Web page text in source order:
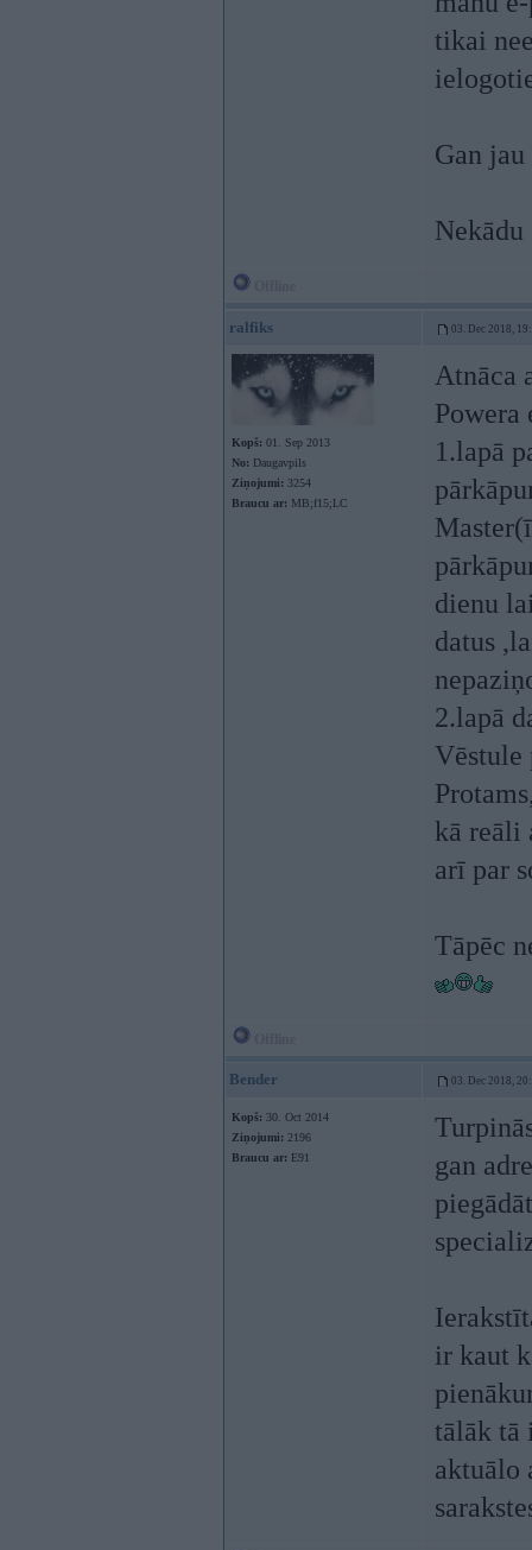
tikai
Gan jau
Nekādu
ralfiks 03. Dec 2018,
Kopš: 01. Sep 2013
No: Daugavpils
Ziņojumi: 3254
Braucu ar: MB;f15;LC
Atnāca
Powera
1.lapā
dienu
datus
2.lapā
Vēstule
kā reāli
arī par
Tāpēc
Bender 03. Dec 2018,
Kopš: 30. Oct 2014
Ziņojumi: 2196
Braucu ar: E91
gan
ir kaut
tālāk tā
aktuālo